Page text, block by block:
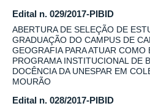
Edital n. 029/2017-PIBID
ABERTURA DE SELEÇÃO DE
GRADUAÇÃO DO CAMPUS DE
GEOGRAFIA PARA ATUAR COMO
PROGRAMA INSTITUCIONAL DE
DOCÊNCIA DA UNESPAR EM
MOURÃO
Edital n. 028/2017-PIBID